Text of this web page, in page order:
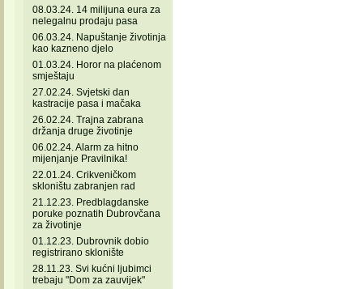
08.03.24. 14 milijuna eura za
nelegalnu prodaju pasa
06.03.24. Napuštanje životinja
kao kazneno djelo
01.03.24. Horor na plaćenom
smještaju
27.02.24. Svjetski dan
kastracije pasa i mačaka
26.02.24. Trajna zabrana
držanja druge životinje
06.02.24. Alarm za hitno
mijenjanje Pravilnika!
22.01.24. Crikveničkom
skloništu zabranjen rad
21.12.23. Predblagdanske
poruke poznatih Dubrovčana
za životinje
01.12.23. Dubrovnik dobio
registrirano sklonište
28.11.23. Svi kućni ljubimci
trebaju "Dom za zauvijek"